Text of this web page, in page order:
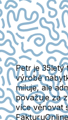
Petr je 35letý
výrobě
miluje, ale
považuje za
více věnovat